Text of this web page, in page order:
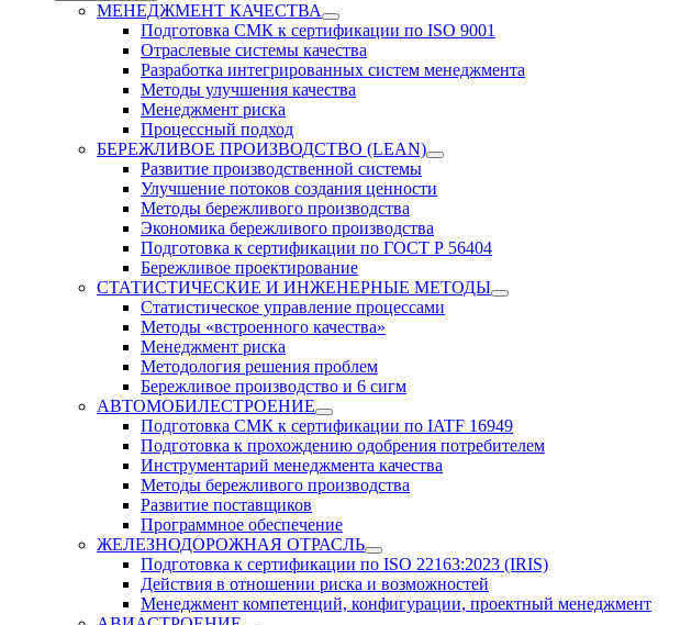
МЕНЕДЖМЕНТ КАЧЕСТВА
Подготовка СМК к сертификации по ISO 9001
Отраслевые системы качества
Разработка интегрированных систем менеджмента
Методы улучшения качества
Менеджмент риска
Процессный подход
БЕРЕЖЛИВОЕ ПРОИЗВОДСТВО (LEAN)
Развитие производственной системы
Улучшение потоков создания ценности
Методы бережливого производства
Экономика бережливого производства
Подготовка к сертификации по ГОСТ Р 56404
Бережливое проектирование
СТАТИСТИЧЕСКИЕ И ИНЖЕНЕРНЫЕ МЕТОДЫ
Статистическое управление процессами
Методы «встроенного качества»
Менеджмент риска
Методология решения проблем
Бережливое производство и 6 сигм
АВТОМОБИЛЕСТРОЕНИЕ
Подготовка СМК к сертификации по IATF 16949
Подготовка к прохождению одобрения потребителем
Инструментарий менеджмента качества
Методы бережливого производства
Развитие поставщиков
Программное обеспечение
ЖЕЛЕЗНОДОРОЖНАЯ ОТРАСЛЬ
Подготовка к сертификации по ISO 22163:2023 (IRIS)
Действия в отношении риска и возможностей
Менеджмент компетенций, конфигурации, проектный менеджмент